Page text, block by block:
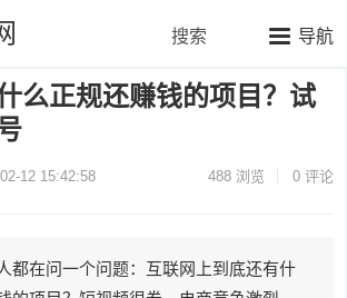
导航
搜索
么正规还赚钱的项目？试
12 15:42:58 488浏览 0 评论
都在问一个问题：互联网上到底还有什